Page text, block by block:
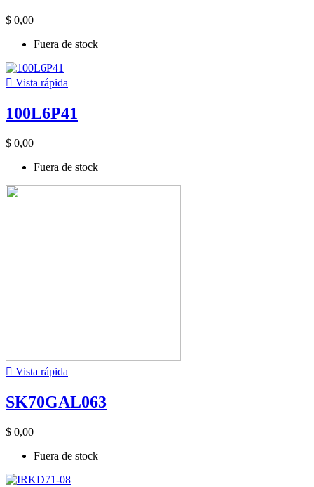
$ 0,00
Fuera de stock
 Vista rápida
100L6P41
$ 0,00
Fuera de stock
 Vista rápida
SK70GAL063
$ 0,00
Fuera de stock